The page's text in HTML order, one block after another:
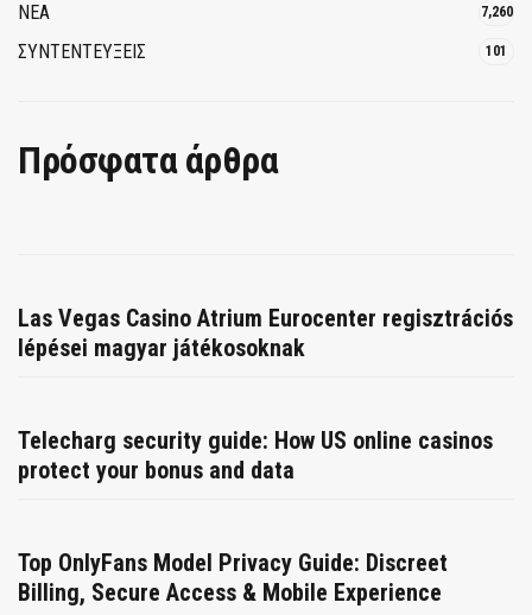
ΝΕΑ 7,260
ΣΥΝΤΕΝΤΕΥΞΕΙΣ 101
Πρόσφατα άρθρα
Las Vegas Casino Atrium Eurocenter regisztrációs
lépései magyar játékosoknak
Telecharg security guide: How US online casinos
protect your bonus and data
Top OnlyFans Model Privacy Guide: Discreet
Billing, Secure Access & Mobile Experience